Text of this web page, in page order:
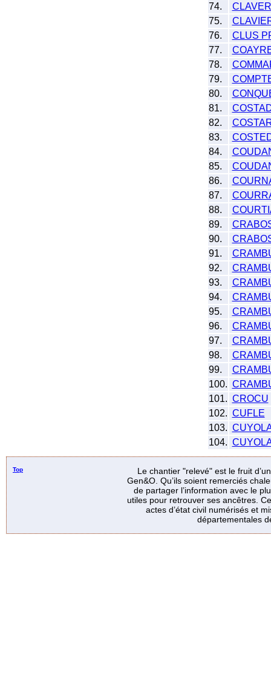
74.
75.
76.
CLUS
77.
78.
79.
80.
81.
82.
83.
84.
85.
86.
87.
88.
89.
90.
91.
92.
93.
94.
95.
96.
97.
98.
99.
100.
101. CROCU
102. CUFLE
103.
104.
Top
Le chantier "relevé" est le fruit
Gen&O. Qu’ils soient remerciés
de partager l’information avec le
utiles pour retrouver ses ancêtres.
actes d’état civil numérisés et
départementales